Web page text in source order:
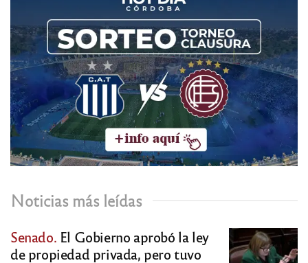
Noticias más leídas
Senado. El Gobierno aprobó la ley
de propiedad privada, pero tuvo